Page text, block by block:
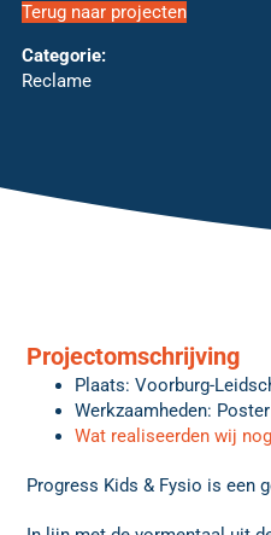
Terug naar projecten
Categorie:
Reclame
Projectomschrijving
Plaats: Voorburg-
Werkzaamheden:
Wat realiseerden wij
Progress Kids & Fysio is een